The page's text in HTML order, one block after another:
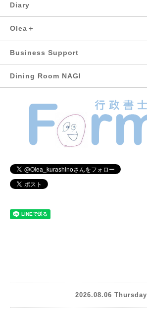
Diary
Olea＋
Business Support
Dining Room NAGI
2026.08.06 Thursday